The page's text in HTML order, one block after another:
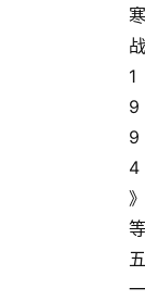
寒
战
1
9
9
4
》
等
五
一